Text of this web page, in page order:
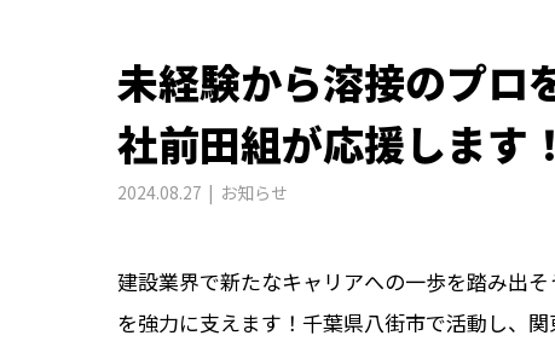
未経験から溶接のプロ
社前田組が応援します！
2024.08.27 お知らせ
建設業界で新たなキャリアへの一歩を踏み出
を強力に支えます！千葉県八街市で活動し、